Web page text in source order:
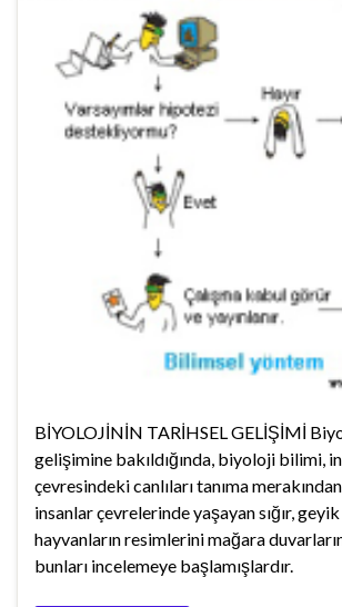
BİYOLOJİNİN TARİHSEL GELİŞİMİ
gelişimine bakıldığında, biyoloji bilimi,
çevresindeki canlıları tanıma
insanlar çevrelerinde yaşayan sığır,
hayvanların resimlerini mağara
bunları incelemeye başlamışlardır.